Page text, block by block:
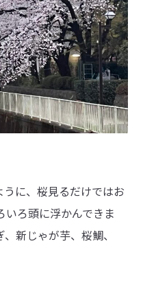
に、桜見るだけではお
いろ頭に浮かんできま
新じゃが芋、桜鯛、